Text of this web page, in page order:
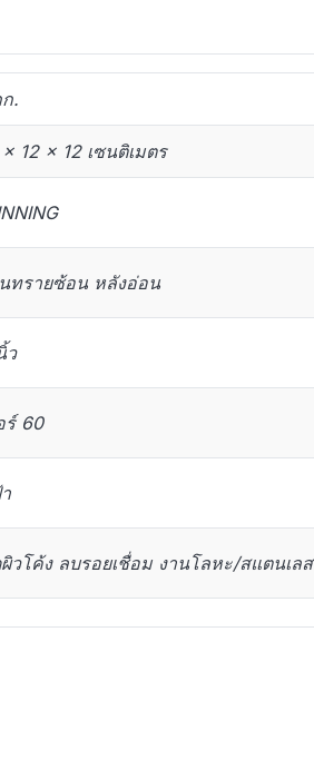
ก.
× 12 × 12 เซนติเมตร
ทรายซ้อน หลังอ่อน
ว
ร์ 60
วโค้ง ลบรอยเชื่อม งานโลหะ/สแตนเลส